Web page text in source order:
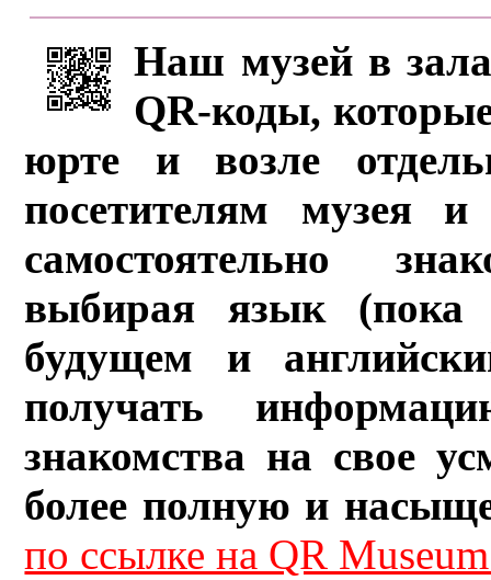
Наш музей в
QR-коды,
юрте и возле
посетителям музея и
самостоятельно
выбирая язык (пока
будущем и
получать
знакомства на свое
более полную и
по ссылке на QR